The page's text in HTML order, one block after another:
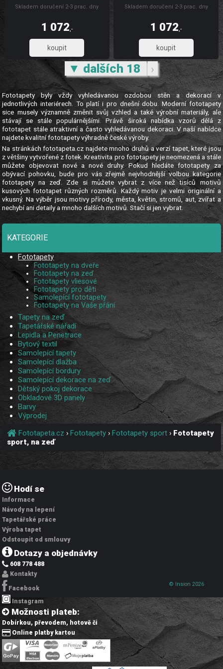
odolného vliesového materiálu, který
díky UV digitálnímu tisku. Skládá se
Skladem doručení 2-3 prac. dny
1 072,-
885,95
odolného vliesového materiálu, který
díky UV digitálnímu tisku. Skládá se
Skladem doručení 2-3 prac. dny
1 072,-
885,95
▼ dalších 18 ›
Fototapety byly vždy vyhledávanou ozdobou stěn a dekorací v
jednotlivých interiérech. To platí i pro dnešní dobu. Moderní fototapety
sice musely významně změnit svůj vzhled a také výrobní materiály, ale
stávají se stále populárnějšími. Právě široká nabídka vzorů dělá z
fototapet stále atraktivní a často vyhledávanou dekoraci. V naší nabídce
najdete kvalitní fototapety výhradně české výroby.
Na stránkách fototapeta.cz najdete mnoho druhů a verzí tapet, které jsou
z většiny vytvořené z fotek. Kreativita pro fototapety je neomezená a stále
můžete objevovat nové a nové druhy. Pokud hledáte fototapety za
obývací pohovku, bude pro vás zřejmě nejvhodnější volbou kategorie
fototapety na zeď. Zde si můžete vybrat z více než tisíců motivů
kusových fototapet různých rozměrů. Každý motiv je velmi originální a
vkusný. Na výběr jsou motivy přírody, města, květin, stromů, aut, zvířat a
nechybí ani detaily a mnoho dalších motivů. Stačí si jen vybrat.
KATEGORIE
Fototapety
Fototapety na dveře
Fototapety na zeď
Fototapety vliesové
Fototapety pro děti
Samolepící fototapety
Fototapety na Vaše přání
Tapety na zeď
Tapetářské nářadí
Lepidla a Penetrace
Bytový textil
Samolepící tapety
Samolepící dlažba
Samolepící bordury
Samolepící dekorace na zeď
Dětský pokoj dekorace
Obkladové 3D panely
Barvy
Výprodej
Fototapeta.cz ›Fototapety ›Fototapety sport › Fototapety
sport, na zeď
Hodí se
Informace
Návody na lepení
Tapetářské práce
Výroba tapet
Odstoupit od smlouvy
Dotazy a objednávky
608 778 488
Kontakty
Facebook
Instagram
Možnosti plateb:
Dobírkou, převodem, hotově či
Online platby kartou
© Insion 2026